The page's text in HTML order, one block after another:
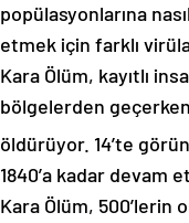
popülasyonlarına
etmek için farklı
Kara Ölüm, kayıtlı
bölgelerden
öldürüyor. 14’te
1840’a kadar devam
Kara Ölüm, 500’lerin